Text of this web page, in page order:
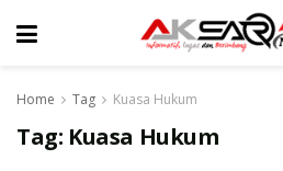
Home Tag Kuasa Hukum
Tag: Kuasa Hukum